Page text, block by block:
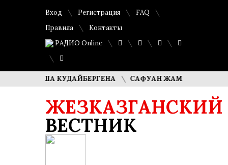
Вход Регистрация
FAQ
Правила
Контакты
РАДИО Online
КУДАЙБЕРГЕНА САФУАН ЖАМПЕИСОВ: «МЫ
ЖЕЗКАЗГАНСКИЙ
ВЕСТНИК